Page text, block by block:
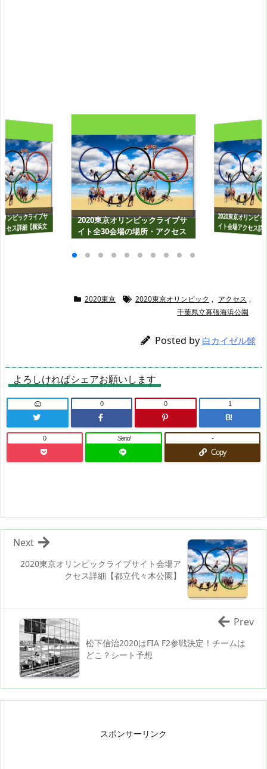
ンピックライブサ
セス詳細【横浜文
2020東京オリンピックライブサ
イト全30会場の場所・アクセス
詳細
2020東京オリンピ
イト会場アクセス
つホール】
2020東京 2020東京オリンピック , アクセス ,
千葉県立幕張海浜公園
Posted by 白カイゼル髭
よろしければシェアお願いします
0 0
B!
1
0 Send
Copy
-
2020東京オリンピックライブサイト会場ア
クセス詳細【都立代々木公園】
Next
松下信治2020はFIA F2参戦決定！チームは
どこ？シート予想
Prev
スポンサーリンク